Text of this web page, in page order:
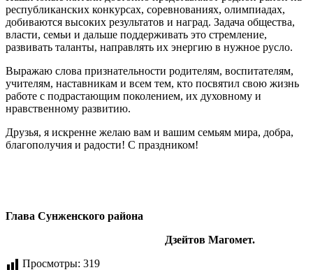
республиканских конкурсах, соревнованиях, олимпиадах,
добиваются высоких результатов и наград. Задача общества,
власти, семьи и дальше поддерживать это стремление,
развивать таланты, направлять их энергию в нужное русло.
Выражаю слова признательности родителям, воспитателям,
учителям, наставникам и всем тем, кто посвятил свою жизнь
работе с подрастающим поколением, их духовному и
нравственному развитию.
Друзья, я искренне желаю вам и вашим семьям мира, добра,
благополучия и радости! С праздником!
Глава Сунженского района
Дзейтов Магомет.
Просмотры: 319